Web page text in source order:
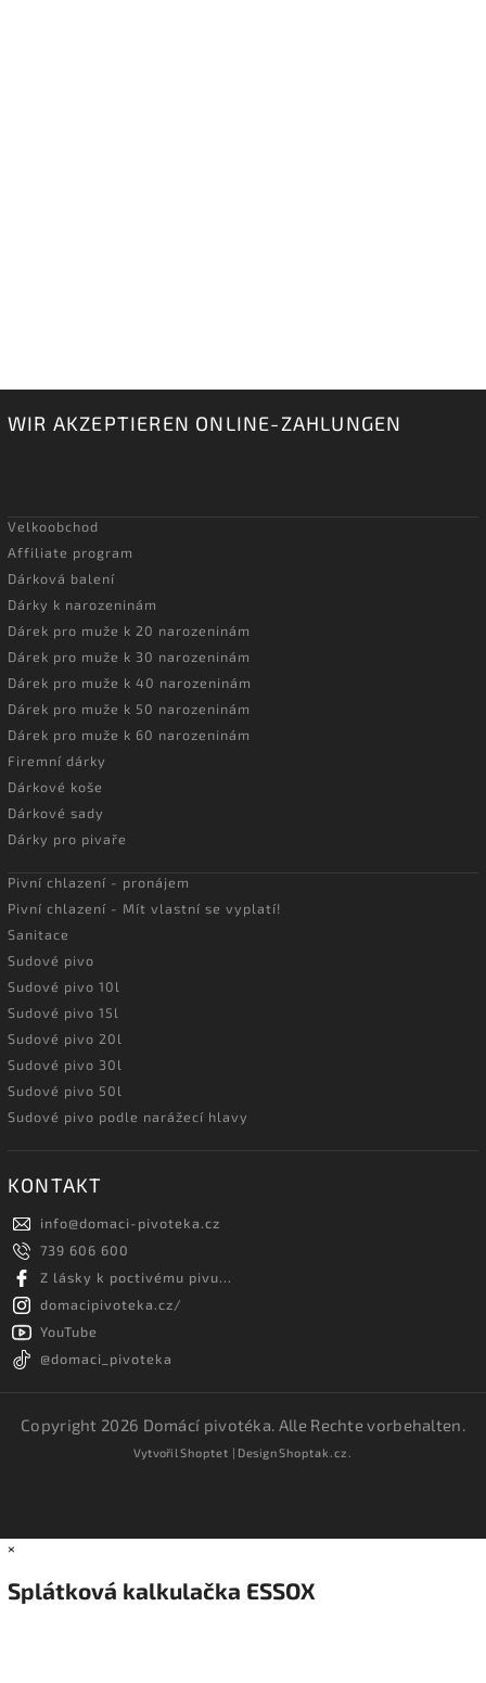
WIR AKZEPTIEREN ONLINE-ZAHLUNGEN
Velkoobchod
Affiliate program
Dárková balení
Dárky k narozeninám
Dárek pro muže k 20 narozeninám
Dárek pro muže k 30 narozeninám
Dárek pro muže k 40 narozeninám
Dárek pro muže k 50 narozeninám
Dárek pro muže k 60 narozeninám
Firemní dárky
Dárkové koše
Dárkové sady
Dárky pro pivaře
Pivní chlazení - pronájem
Pivní chlazení - Mít vlastní se vyplatí!
Sanitace
Sudové pivo
Sudové pivo 10l
Sudové pivo 15l
Sudové pivo 20l
Sudové pivo 30l
Sudové pivo 50l
Sudové pivo podle narážecí hlavy
KONTAKT
info@domaci-pivoteka.cz
739 606 600
Z lásky k poctivému pivu...
domacipivoteka.cz/
YouTube
@domaci_pivoteka
Copyright 2026 Domácí pivotéka. Alle Rechte vorbehalten.
VytvořilShoptet | DesignShoptak.cz.
×
Splátková kalkulačka ESSOX